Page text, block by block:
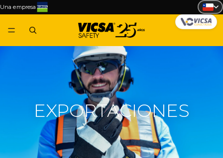
Una empresa
EXPORTACIONES